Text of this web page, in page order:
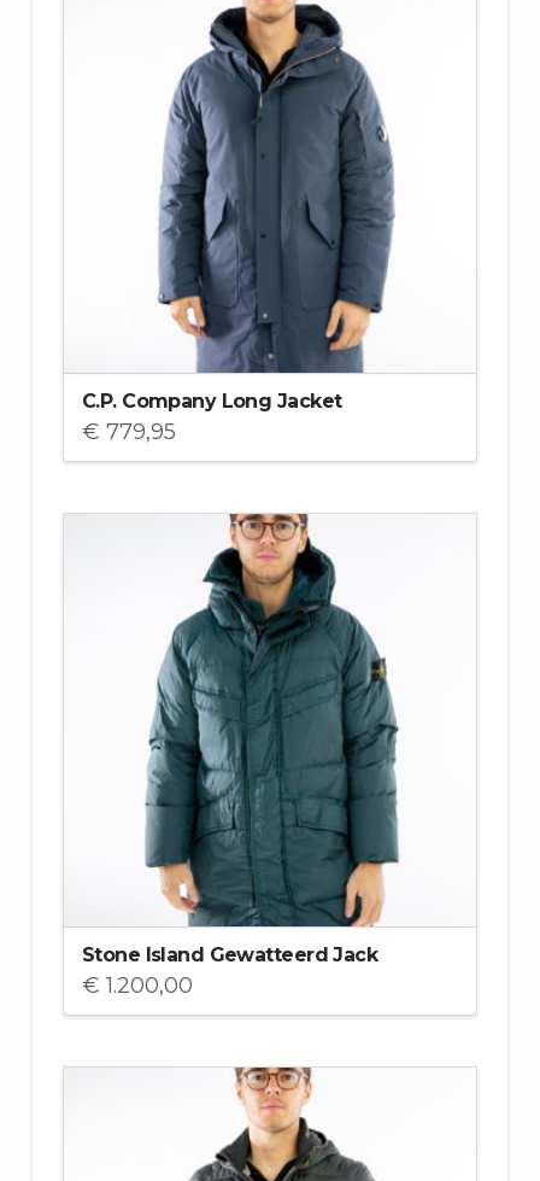
C.P. Company Long Jacket
€ 779,95
Stone Island Gewatteerd Jack
€ 1.200,00